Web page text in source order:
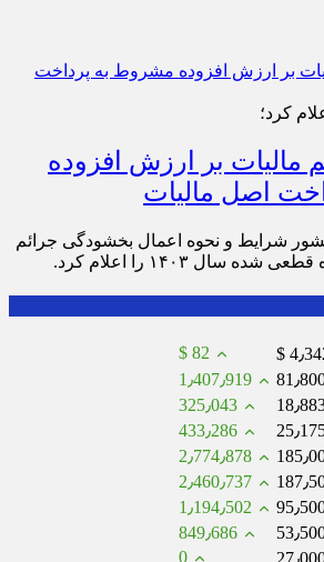
کرد؛
مالیات بر ارزش افزوده
اصل مالیات
شرایط و نحوه اعمال بخشودگی جرائم
سال ۱۴۰۳ را اعلام کرد.
$ 82
1٫407٫919
325٫043
433٫286
2٫774٫878
2٫460٫737
1٫194٫502
849٫686
0